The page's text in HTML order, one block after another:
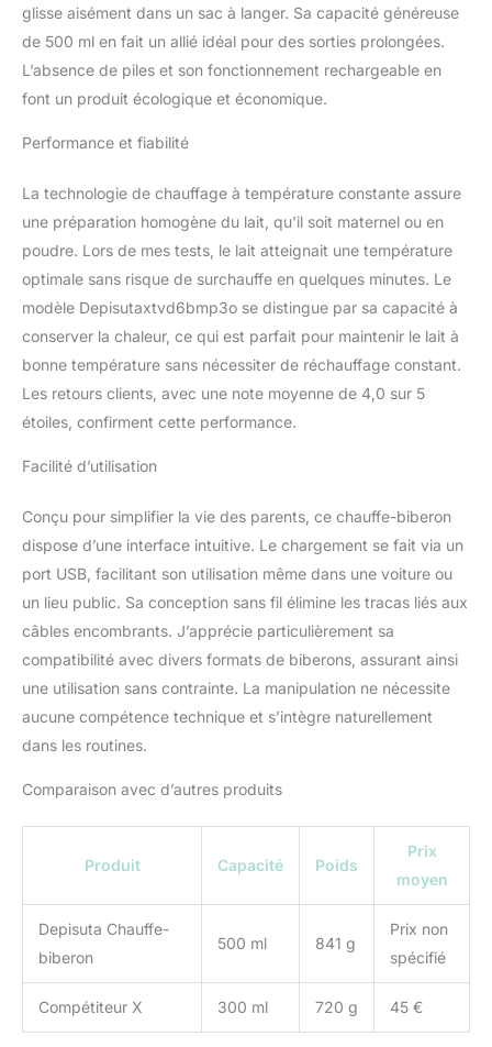
de lait sans fil est doté
d'une construction en
acier inoxydable 316L qui
garantit que le lait de
votre bébé reste à la
la tranquillité d'esprit que
le lait sera maintenu à
une température stable
et sûre. Alimentation
facile : le mélangeur à lait
thermostatique portable
fait du mélange du lait en
poudre une tâche rapide
signifie que nourrir votre
bébé devient une
Applications multiples :
en plus de réchauffer le
lait, ce chauffe-lait
être utilisé comme
bouilloire. Sa
construction robuste
garde les boissons
chaudes ou froides,
offrant une solution
boissons tout au long de
que vous soyez à la
maison ou à l'extérieur,
cet appareil multifonction
pour chauffe-lait est
situations d'alimentation.
Sa commodité et sa
glisse aisément dans un sac à langer. Sa capacité généreuse
de 500 ml en fait un allié idéal pour des sorties prolongées.
L’absence de piles et son fonctionnement rechargeable en
font un produit écologique et économique.
Performance et fiabilité
La technologie de chauffage à température constante assure
une préparation homogène du lait, qu’il soit maternel ou en
poudre. Lors de mes tests, le lait atteignait une température
optimale sans risque de surchauffe en quelques minutes. Le
modèle Depisutaxtvd6bmp3o se distingue par sa capacité à
conserver la chaleur, ce qui est parfait pour maintenir le lait à
bonne température sans nécessiter de réchauffage constant.
Les retours clients, avec une note moyenne de 4,0 sur 5
étoiles, confirment cette performance.
Facilité d’utilisation
Conçu pour simplifier la vie des parents, ce chauffe-biberon
dispose d’une interface intuitive. Le chargement se fait via un
port USB, facilitant son utilisation même dans une voiture ou
un lieu public. Sa conception sans fil élimine les tracas liés aux
câbles encombrants. J’apprécie particulièrement sa
compatibilité avec divers formats de biberons, assurant ainsi
une utilisation sans contrainte. La manipulation ne nécessite
aucune compétence technique et s’intègre naturellement
dans les routines.
Comparaison avec d’autres produits
Produit Capacité Poids
Prix
moyen
Depisuta Chauffe-
biberon
500 ml 841 g
Prix non
spécifié
Compétiteur X 300 ml 720 g 45 €